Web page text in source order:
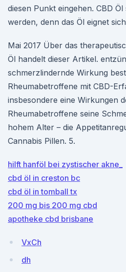
diesen Punkt eingehen. CBD
werden, denn das Öl eignet
Mai 2017 Über das
Öl handelt dieser Artikel.
schmerzlindernde Wirkung
Rheumabetroffene mit CBD-
insbesondere eine Wirkungen
Rheumabetroffene seine
hohem Alter – die
Cannabis Pillen. 5.
hilft hanföl bei zystischer akne_
cbd öl in creston bc
cbd öl in tomball tx
200 mg bis 200 mg cbd
apotheke cbd brisbane
VxCh
dh